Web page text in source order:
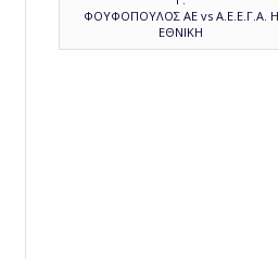
ΦΟΥΦΟΠΟΥΛΟΣ ΑΕ vs Α.Ε.Ε.Γ.Α. Η
ΕΘΝΙΚΗ